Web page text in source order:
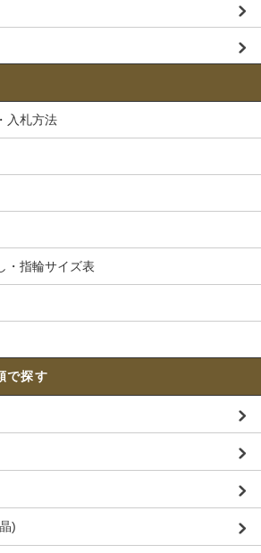
しいです。
揮すると言われています。
ットやペンダントは、大切な人へのプレゼントに最適
ドです。
ムーンストーンと真珠及びアレキサンドライトが誕生
月はペリドットとサードニクス、9月はサファイアとア
クォーツは10月の誕生石ですので気を付けてくださ
月はラピスラズリとターコイズ及びタンザナイトで
誕生石を使用したブレスレットやペンダントなど幅広
入札方法
・指輪サイズ表
で探す
)